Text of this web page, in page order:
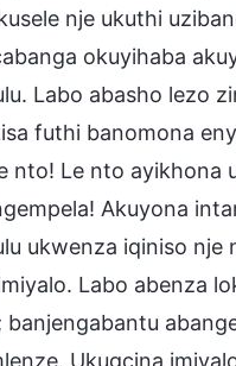
nje ukuthi
okuyihaba
Labo abasho lezo
futhi banomona
nto! Le nto ayikhona
Akuyona
ukwenza iqiniso nje
Labo abenza
banjengabantu
Ukugcina